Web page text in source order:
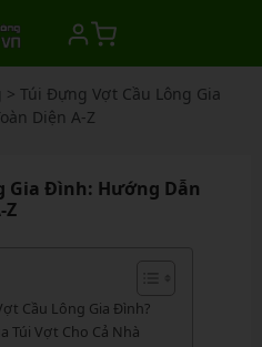
> Túi Đựng Vợt Cầu Lông Gia
Diện A-Z
Gia Đình: Hướng Dẫn
Z
Cầu Lông Gia Đình?
Túi Vợt Cho Cả Nhà